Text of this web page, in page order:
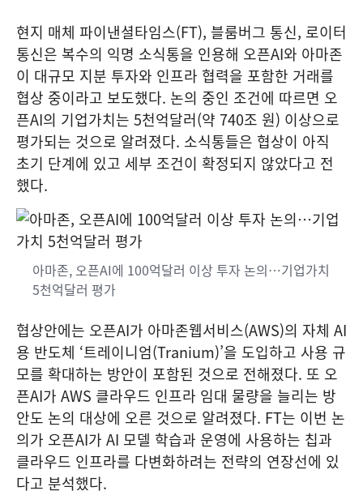
현지 매체 파이낸셜타임스(FT), 블룸버그 통신, 로이터
통신은 복수의 익명 소식통을 인용해 오픈AI와 아마존
이 대규모 지분 투자와 인프라 협력을 포함한 거래를
협상 중이라고 보도했다. 논의 중인 조건에 따르면 오
픈AI의 기업가치는 5천억달러(약 740조 원) 이상으로
평가되는 것으로 알려졌다. 소식통들은 협상이 아직
초기 단계에 있고 세부 조건이 확정되지 않았다고 전
했다.
아마존, 오픈AI에 100억달러 이상 투자 논의…기업가치
5천억달러 평가
협상안에는 오픈AI가 아마존웹서비스(AWS)의 자체 AI
용 반도체 ‘트레이니엄(Tranium)’을 도입하고 사용 규
모를 확대하는 방안이 포함된 것으로 전해졌다. 또 오
픈AI가 AWS 클라우드 인프라 임대 물량을 늘리는 방
안도 논의 대상에 오른 것으로 알려졌다. FT는 이번 논
의가 오픈AI가 AI 모델 학습과 운영에 사용하는 칩과
클라우드 인프라를 다변화하려는 전략의 연장선에 있
다고 분석했다.